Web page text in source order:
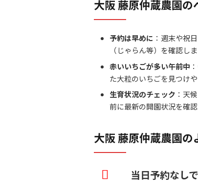
大阪 藤原仲蔵農園
予約は早めに ：週末や祝
（じゃらん等）を確認しま
赤いいちごが多い午前中
た大粒のいちごを見つけ
生育状況のチェック ：天
前に最新の開園状況を確
大阪 藤原仲蔵農園の
当日予約なし